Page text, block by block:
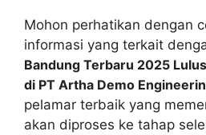
Mohon perhatikan dengan
informasi yang terkait
Bandung Terbaru 2025
di PT Artha Demo
pelamar terbaik yang
akan diproses ke tahap